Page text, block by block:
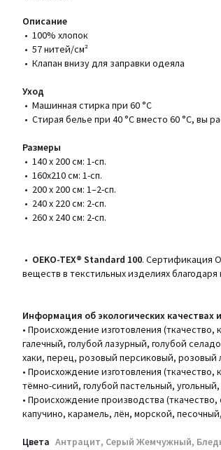
Описание
• 100% хлопок
• 57 нитей/см²
• Клапан внизу для заправки одеяла
Уход
• Машинная стирка при 60 °С
• Стирая белье при 40 °С вместо 60 °С, вы
Размеры
• 140 x 200 см: 1-сп.
• 160x210 см: 1-сп.
• 200 х 200 см: 1–2-сп.
• 240 х 220 см: 2-сп.
• 260 х 240 см: 2-сп.
• OEKO-TEX® Standard 100. Сертификация
веществ в текстильных изделиях
Информация об экологических качествах
• Происхождение изготовления
галечный, голубой лазурный, голубой
хаки, перец, розовый персиковый, розовый
• Происхождение изготовления
тёмно-синий, голубой пастельный,
• Происхождение производства
капучино, карамель, лён, морской,
Цвета Антрацит, Серый Жемчужный,